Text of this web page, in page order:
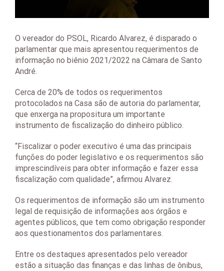
O vereador do PSOL, Ricardo Alvarez, é disparado o
parlamentar que mais apresentou requerimentos de
informação no biênio 2021/2022 na Câmara de Santo
André.
Cerca de 20% de todos os requerimentos
protocolados na Casa são de autoria do parlamentar,
que enxerga na propositura um importante
instrumento de fiscalização do dinheiro público.
“Fiscalizar o poder executivo é uma das principais
funções do poder legislativo e os requerimentos são
imprescindíveis para obter informação e fazer essa
fiscalização com qualidade”, afirmou Alvarez.
Os requerimentos de informação são um instrumento
legal de requisição de informações aos órgãos e
agentes públicos, que tem como obrigação responder
aos questionamentos dos parlamentares.
Entre os destaques apresentados pelo vereador
estão a situação das finanças e das linhas de ônibus,